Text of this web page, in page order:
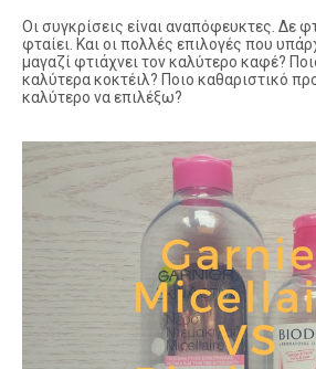
Οι συγκρίσεις είναι αναπόφευκτες. Δε
φταίει. Και οι πολλές επιλογές που
μαγαζί φτιάχνει τον καλύτερο καφέ?
καλύτερα κοκτέιλ? Ποιο καθαριστικό
καλύτερο να επιλέξω?